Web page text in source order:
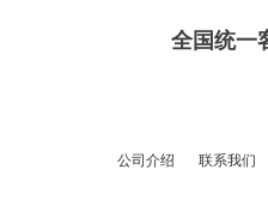
全国统一
公司介绍 联系我们